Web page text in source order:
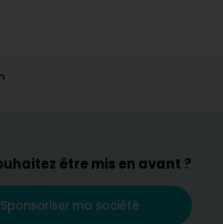
être mis en avant ?
Sponsoriser ma société